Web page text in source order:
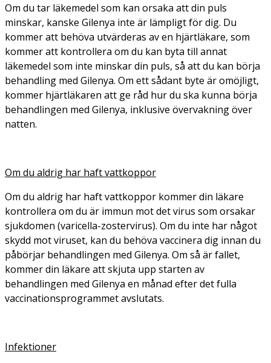
Om du tar läkemedel som kan orsaka att din puls
minskar, kanske Gilenya inte är lämpligt för dig. Du
kommer att behöva utvärderas av en hjärtläkare, som
kommer att kontrollera om du kan byta till annat
läkemedel som inte minskar din puls, så att du kan börja
behandling med Gilenya. Om ett sådant byte är omöjligt,
kommer hjärtläkaren att ge råd hur du ska kunna börja
behandlingen med Gilenya, inklusive övervakning över
natten.
Om du aldrig har haft vattkoppor
Om du aldrig har haft vattkoppor kommer din läkare
kontrollera om du är immun mot det virus som orsakar
sjukdomen (varicella-zostervirus). Om du inte har något
skydd mot viruset, kan du behöva vaccinera dig innan du
påbörjar behandlingen med Gilenya. Om så är fallet,
kommer din läkare att skjuta upp starten av
behandlingen med Gilenya en månad efter det fulla
vaccinationsprogrammet avslutats.
Infektioner